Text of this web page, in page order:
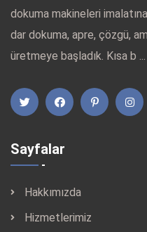
dokuma makineleri
dar dokuma, apre, çözgü,
üretmeye başladık. Kısa b ...
Sayfalar
Hakkımızda
Hizmetlerimiz